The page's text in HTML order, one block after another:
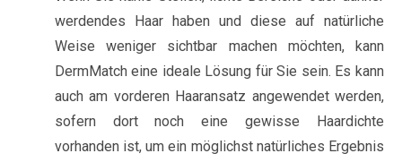
werdendes Haar haben und diese auf natürliche
Weise weniger sichtbar machen möchten, kann
DermMatch eine ideale Lösung für Sie sein. Es kann
auch am vorderen Haaransatz angewendet werden,
sofern dort noch eine gewisse Haardichte
vorhanden ist, um ein möglichst natürliches Ergebnis